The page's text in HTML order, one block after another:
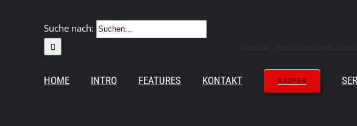
Suche nach:
HOME INTRO FEATURES KONTAKT KAUFEN